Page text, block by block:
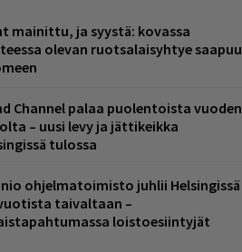
mainittu, ja syystä: kovassa
olevan ruotsalaisyhtye saapuu
Channel palaa puolentoista vuoden
– uusi levy ja jättikeikka
tulossa
ohjelmatoimisto juhlii Helsingissä
taivaltaan –
loistoesiintyjät